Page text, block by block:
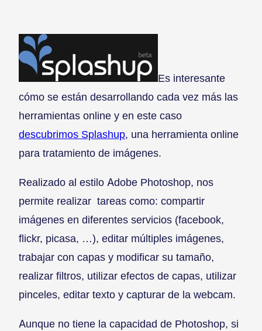
Es interesante
cómo se están desarrollando cada vez más las
herramientas online y en este caso
descubrimos Splashup, una herramienta online
para tratamiento de imágenes.
Realizado al estilo Adobe Photoshop, nos
permite realizar tareas como: compartir
imágenes en diferentes servicios (facebook,
flickr, picasa, …), editar múltiples imágenes,
trabajar con capas y modificar su tamaño,
realizar filtros, utilizar efectos de capas, utilizar
pinceles, editar texto y capturar de la webcam.
Aunque no tiene la capacidad de Photoshop, si